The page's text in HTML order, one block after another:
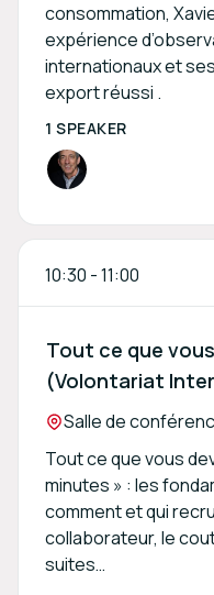
consommation,
expérience
internationaux et
export réussi .
1 SPEAKER
10:30 -11:00
Tout ce que
(Volontariat
Location:
Salle de
Tout ce que vous
minutes » : les
comment et qui
collaborateur, le
suites…